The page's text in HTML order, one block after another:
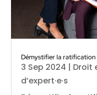
Démystifier la ratification
3 Sep 2024 | Droit
d’expert·e·s